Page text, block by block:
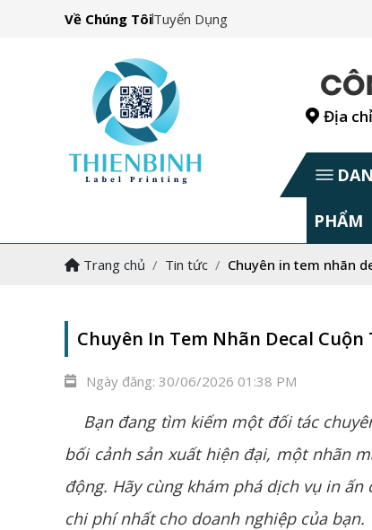
Về Chúng TôiTuyển Dụng
Địa
PHẨM
Trang chủ Tin tức Chuyên in tem nhãn
Chuyên In Tem Nhãn Decal
Ngày đăng: 30/06/2026 01:38 PM
Bạn đang tìm kiếm một đối tác
bối cảnh sản xuất hiện đại, một nhãn
động. Hãy cùng khám phá dịch vụ in ấn
chi phí nhất cho doanh nghiệp của bạn.